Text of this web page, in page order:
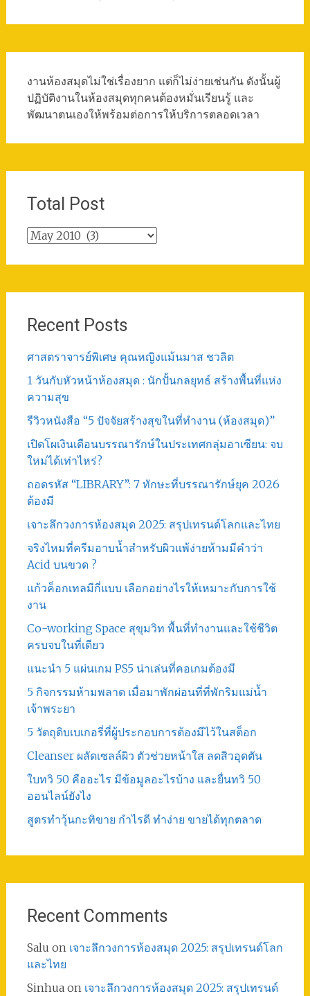
งานห้องสมุดไม่ใช่เรื่องยาก แต่ก็ไม่ง่ายเช่นกัน ดังนั้นผู้
ปฏิบัติงานในห้องสมุดทุกคนต้องหมั่นเรียนรู้ และ
พัฒนาตนเองให้พร้อมต่อการให้บริการตลอดเวลา
Total Post
Total
Recent Posts
ศาสตราจารย์พิเศษ คุณหญิงแม้นมาส ชวลิต
1 วันกับหัวหน้าห้องสมุด : นักปั้นกลยุทธ์ สร้างพื้นที่แห่ง
ความสุข
รีวิวหนังสือ “5 ปัจจัยสร้างสุขในที่ทำงาน (ห้องสมุด)”
เปิดโผเงินเดือนบรรณารักษ์ในประเทศกลุ่มอาเซียน: จบ
ใหม่ได้เท่าไหร่?
ถอดรหัส “LIBRARY”: 7 ทักษะที่บรรณารักษ์ยุค 2026
ต้องมี
เจาะลึกวงการห้องสมุด 2025: สรุปเทรนด์โลกและไทย
จริงไหมที่ครีมอาบน้ำสำหรับผิวแพ้ง่ายห้ามมีคำว่า
Acid บนขวด ?
แก้วค็อกเทลมีกี่แบบ เลือกอย่างไรให้เหมาะกับการใช้
งาน
Co-working Space สุขุมวิท พื้นที่ทำงานและใช้ชีวิต
ครบจบในที่เดียว
แนะนำ 5 แผ่นเกม PS5 น่าเล่นที่คอเกมต้องมี
5 กิจกรรมห้ามพลาด เมื่อมาพักผ่อนที่ที่พักริมแม่น้ำ
เจ้าพระยา
5 วัตถุดิบเบเกอรี่ที่ผู้ประกอบการต้องมีไว้ในสต็อก
Cleanser ผลัดเซลล์ผิว ตัวช่วยหน้าใส ลดสิวอุดตัน
ใบทวิ 50 คืออะไร มีข้อมูลอะไรบ้าง และยื่นทวิ 50
ออนไลน์ยังไง
สูตรทําวุ้นกะทิขาย กำไรดี ทำง่าย ขายได้ทุกตลาด
Recent Comments
Salu on เจาะลึกวงการห้องสมุด 2025: สรุปเทรนด์โลก
และไทย
Sinhuaon เจาะลึกวงการห้องสมุด 2025: สรุปเทรนด์